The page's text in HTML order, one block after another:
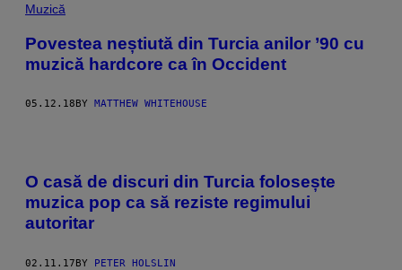
Muzică
Povestea neștiută din Turcia anilor ’90 cu
muzică hardcore ca în Occident
05.12.18 BY MATTHEW WHITEHOUSE
O casă de discuri din Turcia folosește
muzica pop ca să reziste regimului
autoritar
02.11.17BY PETER HOLSLIN